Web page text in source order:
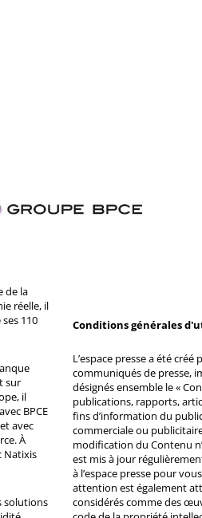
de la
réelle, il
110
sur
il
BPCE
avec
À
Natixis
solutions
Conditions générales
L’espace presse a été
communiqués de presse,
désignés ensemble le «
publications, rapports,
fins d’information du
commerciale ou
modification du Contenu
est mis à jour
à l’espace presse pour
attention est également
considérés comme des